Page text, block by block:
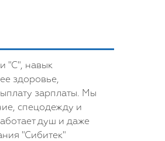
"С", навык
здоровье,
зарплаты. Мы
спецодежду и
душ и даже
"Сибитек"